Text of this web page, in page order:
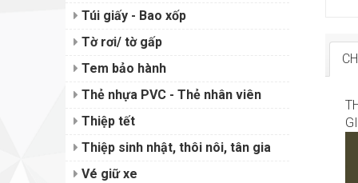
Túi giấy - Bao xốp
Tờ rơi/ tờ gấp
Tem bảo hành
Thẻ nhựa PVC - Thẻ nhân viên
Thiệp tết
Thiệp sinh nhật, thôi nôi, tân gia
Vé giữ xe